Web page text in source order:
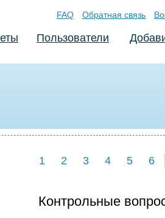
FAQ Обратная связь
Пользователи
1 2 3 4 5 6
Контрольные